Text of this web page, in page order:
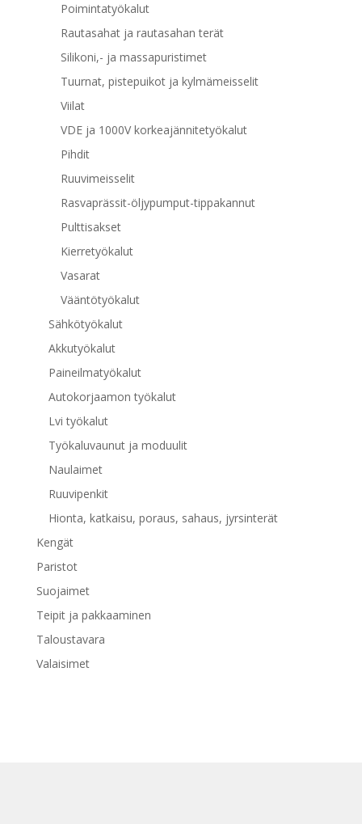
Poimintatyökalut
Rautasahat ja rautasahan terät
Silikoni,- ja massapuristimet
Tuurnat, pistepuikot ja kylmämeisselit
Viilat
VDE ja 1000V korkeajännitetyökalut
Pihdit
Ruuvimeisselit
Rasvaprässit-öljypumput-tippakannut
Pulttisakset
Kierretyökalut
Vasarat
Vääntötyökalut
Sähkötyökalut
Akkutyökalut
Paineilmatyökalut
Autokorjaamon työkalut
Lvi työkalut
Työkaluvaunut ja moduulit
Naulaimet
Ruuvipenkit
Hionta, katkaisu, poraus, sahaus, jyrsinterät
Kengät
Paristot
Suojaimet
Teipit ja pakkaaminen
Taloustavara
Valaisimet